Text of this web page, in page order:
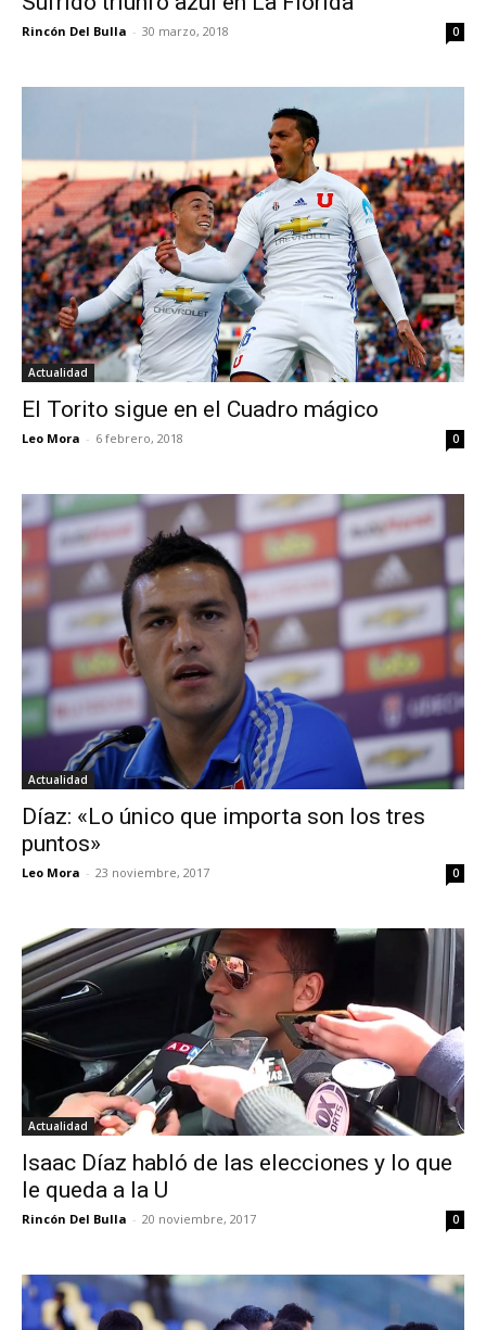
Rincón Del Bulla - 30 marzo, 2018 0
Actualidad
El Torito sigue en el Cuadro mágico
Leo Mora - 6 febrero, 2018 0
Actualidad
Díaz: «Lo único que importa son los tres
puntos»
Leo Mora - 23 noviembre, 2017 0
Actualidad
Isaac Díaz habló de las elecciones y lo que
le queda a la U
Rincón Del Bulla - 20 noviembre, 2017 0